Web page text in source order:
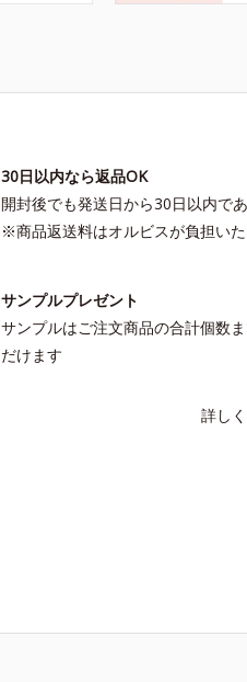
30日以内なら返品OK
開封後でも発送日から30日以内で
※商品返送料はオルビスが負担い
サンプルプレゼント
サンプルはご注文商品の合計個数
だけます
詳し